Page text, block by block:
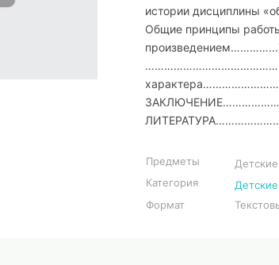
истории дисциплины
Общие принципы
Предметы
Категория
Формат